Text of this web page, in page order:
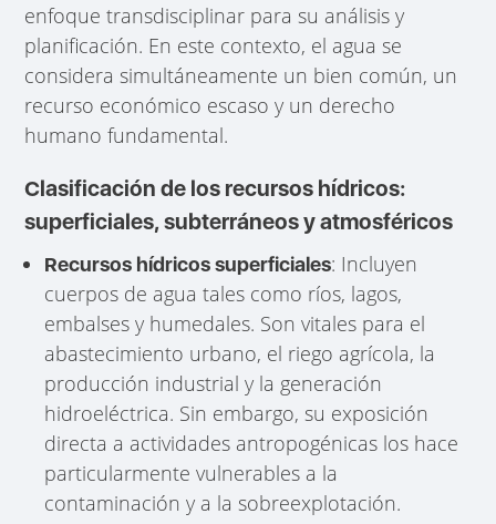
enfoque transdisciplinar para su análisis y
planificación. En este contexto, el agua se
considera simultáneamente un bien común, un
recurso económico escaso y un derecho
humano fundamental.
Clasificación de los recursos hídricos:
superficiales, subterráneos y atmosféricos
Recursos hídricos superficiales: Incluyen
cuerpos de agua tales como ríos, lagos,
embalses y humedales. Son vitales para el
abastecimiento urbano, el riego agrícola, la
producción industrial y la generación
hidroeléctrica. Sin embargo, su exposición
directa a actividades antropogénicas los hace
particularmente vulnerables a la
contaminación y a la sobreexplotación.